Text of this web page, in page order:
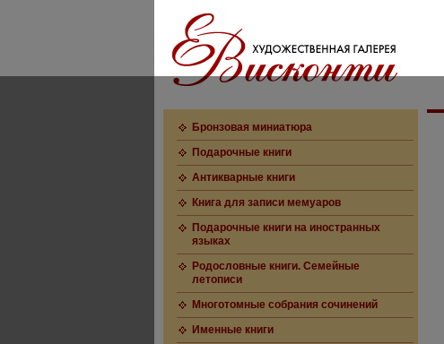
Бронзовая миниатюра
Подарочные книги
Антикварные книги
Книга для записи мемуаров
Подарочные книги на иностранных
языках
Родословные книги. Семейные
летописи
Многотомные собрания сочинений
Именные книги